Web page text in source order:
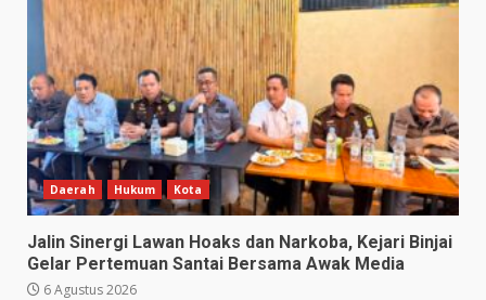
Daerah Hukum Kota
Jalin Sinergi Lawan Hoaks dan Narkoba, Kejari Binjai
Gelar Pertemuan Santai Bersama Awak Media
6 Agustus 2026